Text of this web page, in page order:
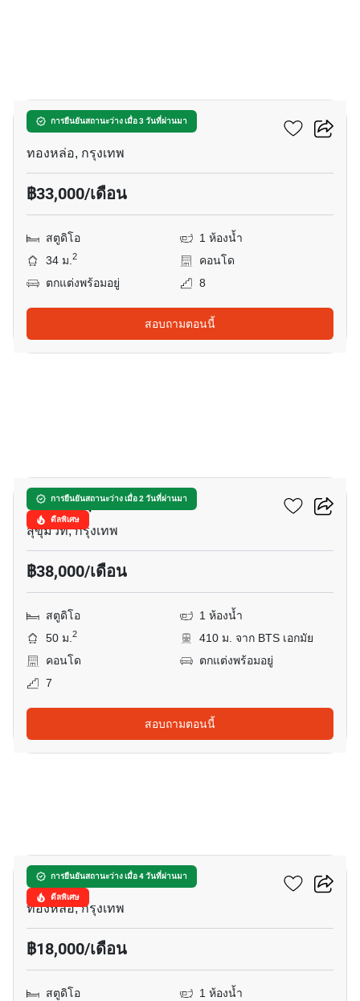
การยืนยันสถานะว่าง เมื่อ 3 วันที่ผ่านมา
โนเบิล โซโล
ทองหล่อ, กรุงเทพ
฿33,000/เดือน
สตูดิโอ
1 ห้องน้ำ
34 ม.2
คอนโด
ตกแต่งพร้อมอยู่
8
สอบถามตอนนี้
การยืนยันสถานะว่าง เมื่อ 2 วันที่ผ่านมา
ดีลพิเศษ
โหมด สุขุมวิท 61
สุขุมวิท, กรุงเทพ
฿38,000/เดือน
สตูดิโอ
1 ห้องน้ำ
50 ม.2
410 ม. จาก BTS เอกมัย
คอนโด
ตกแต่งพร้อมอยู่
7
สอบถามตอนนี้
การยืนยันสถานะว่าง เมื่อ 4 วันที่ผ่านมา
ดีลพิเศษ
โนเบิล โซโล
ทองหล่อ, กรุงเทพ
฿18,000/เดือน
สตูดิโอ 1 ห้องน้ำ